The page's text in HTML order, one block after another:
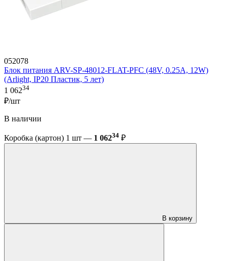
052078
Блок питания ARV-SP-48012-FLAT-PFC (48V, 0.25A, 12W)
(Arlight, IP20 Пластик, 5 лет)
1 06234
₽/шт
В наличии
Коробка (картон) 1 шт — 1 06234 ₽
В корзину